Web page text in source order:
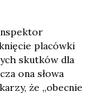
placówki
skutków dla
ona słowa
że „obecnie